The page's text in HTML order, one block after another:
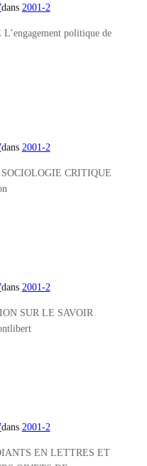
dans 2001-2
politique de
dans 2001-2
CRITIQUE
dans 2001-2
SUR LE SAVOIR
dans 2001-2
EN LETTRES ET